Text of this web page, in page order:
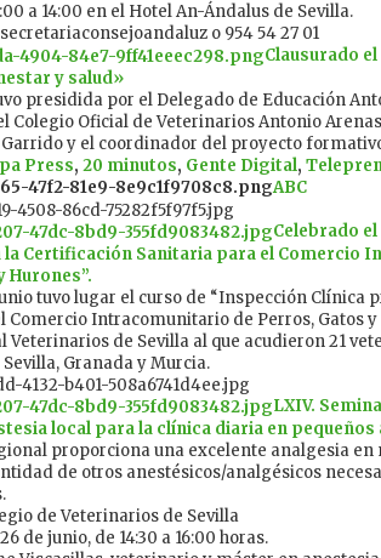
a 14:00 en el Hotel An-Ándalus de Sevilla.
secretariaconsejoandaluz o 954 54 27 01
Clausurado
y salud»
presidida por el Delegado de Educación
Colegio Oficial de Veterinarios Antonio
y el coordinador del proyecto
Press, 20 minutos, Gente Digital,
ABC
Celebrado
la Certificación Sanitaria para el Comercio
Hurones”.
tuvo lugar el curso de “Inspección Clínica
Comercio Intracomunitario de Perros, Gatos
Veterinarios de Sevilla al que acudieron 21
Granada y Murcia.
LXIV.
local para la clínica diaria en pequeños
proporciona una excelente analgesia en
de otros anestésicos/analgésicos
de Veterinarios de Sevilla
de junio, de 14:30 a 16:00 horas.